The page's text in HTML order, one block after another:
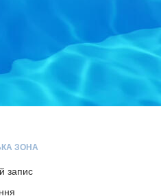
ЗОНА
запис